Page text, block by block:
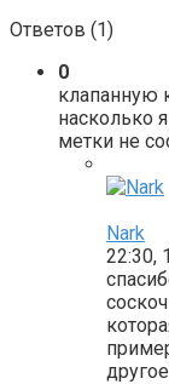
Ответов (1)
0
клапанную
насколько
метки не
Nark
22:30,